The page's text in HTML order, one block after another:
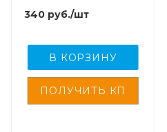
цилиндрический с
кольцевым
340 руб./шт
В КОРЗИНУ